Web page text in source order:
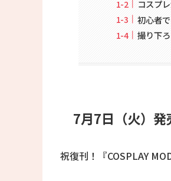
コスプ
初心者
撮り下
7月7日（火）発
祝復刊！『COSPLAY